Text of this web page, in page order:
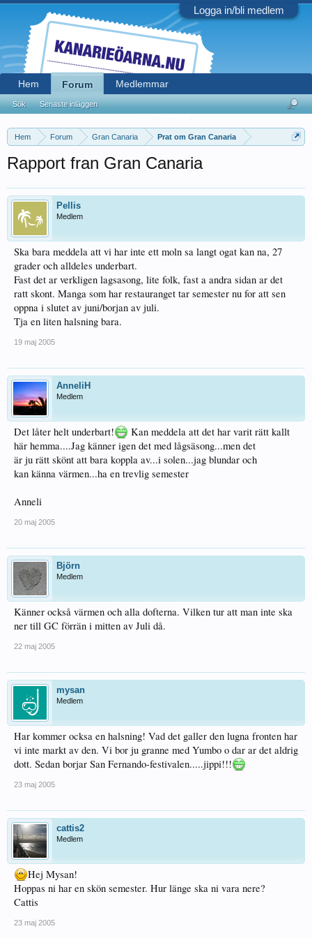
Logga in/bli medlem
Hem Forum Gran Canaria Prat om Gran Canaria
Rapport fran Gran Canaria
Pellis
Medlem
Ska bara meddela att vi har inte ett moln sa langt ogat kan na, 27
grader och alldeles underbart.
Fast det ar verkligen lagsasong, lite folk, fast a andra sidan ar det
ratt skont. Manga som har restauranget tar semester nu for att sen
oppna i slutet av juni/borjan av juli.
Tja en liten halsning bara.
19 maj 2005
AnneliH
Medlem
Det låter helt underbart!
Kan meddela att det har varit rätt kallt
här hemma....Jag känner igen det med lågsäsong...men det
är ju rätt skönt att bara koppla av...i solen...jag blundar och
kan känna värmen...ha en trevlig semester
Anneli
20 maj 2005
Björn
Medlem
Känner också värmen och alla dofterna. Vilken tur att man inte ska
ner till GC förrän i mitten av Juli då.
22 maj 2005
mysan
Medlem
Har kommer ocksa en halsning! Vad det galler den lugna fronten har
vi inte markt av den. Vi bor ju granne med Yumbo o dar ar det aldrig
dott. Sedan borjar San Fernando-festivalen.....jippi!!!
23 maj 2005
cattis2
Medlem
Hej Mysan!
Hoppas ni har en skön semester. Hur länge ska ni vara nere?
Cattis
23 maj 2005
Hem Forum
Sök Senaste inläggen
Medlemmar